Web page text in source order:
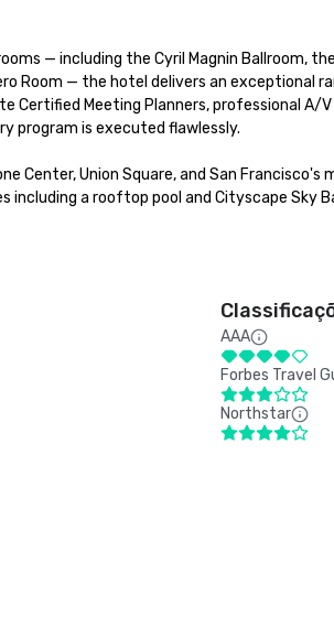
— including the Cyril Magnin Ballroom,
Room — the hotel delivers an exceptional
Meeting Planners, professional A/
program is executed flawlessly.
Center, Union Square, and San Francisco's
a rooftop pool and Cityscape Sky
AAA
Forbes Travel
Northstar